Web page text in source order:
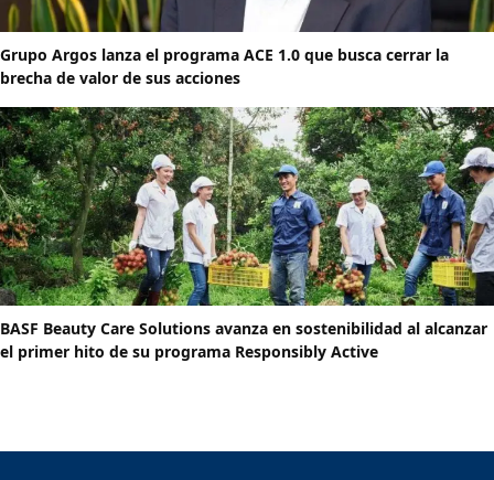
Grupo Argos lanza el programa ACE 1.0 que busca cerrar la
brecha de valor de sus acciones
BASF Beauty Care Solutions avanza en sostenibilidad al alcanzar
el primer hito de su programa Responsibly Active